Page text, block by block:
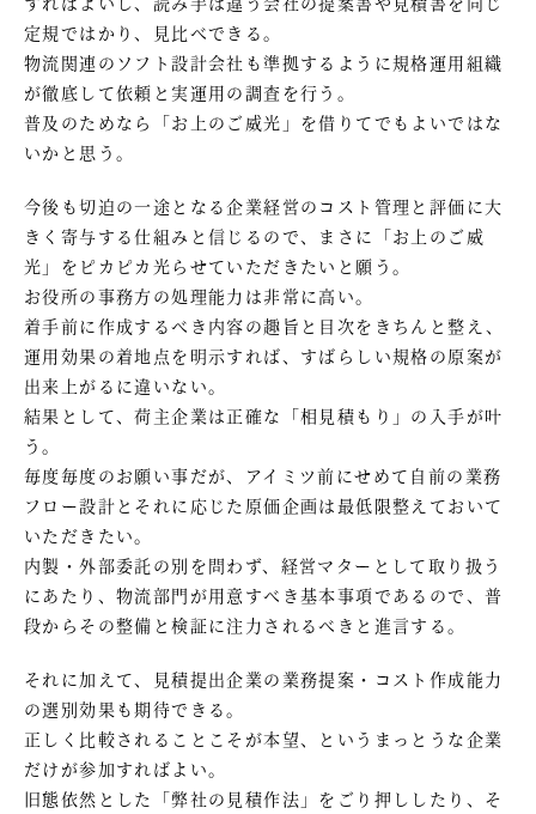
定規ではかり、見比べできる。
物流関連のソフト設計会社も準拠するように規格運用組織
が徹底して依頼と実運用の調査を行う。
普及のためなら「お上のご威光」を借りてでもよいではな
いかと思う。
今後も切迫の一途となる企業経営のコスト管理と評価に大
きく寄与する仕組みと信じるので、まさに「お上のご威
光」をピカピカ光らせていただきたいと願う。
お役所の事務方の処理能力は非常に高い。
着手前に作成するべき内容の趣旨と目次をきちんと整え、
運用効果の着地点を明示すれば、すばらしい規格の原案が
出来上がるに違いない。
結果として、荷主企業は正確な「相見積もり」の入手が叶
う。
毎度毎度のお願い事だが、アイミツ前にせめて自前の業務
フロー設計とそれに応じた原価企画は最低限整えておいて
いただきたい。
内製・外部委託の別を問わず、経営マターとして取り扱う
にあたり、物流部門が用意すべき基本事項であるので、普
段からその整備と検証に注力されるべきと進言する。
それに加えて、見積提出企業の業務提案・コスト作成能力
の選別効果も期待できる。
正しく比較されることこそが本望、というまっとうな企業
だけが参加すればよい。
旧態依然とした「弊社の見積作法」をごり押ししたり、そ